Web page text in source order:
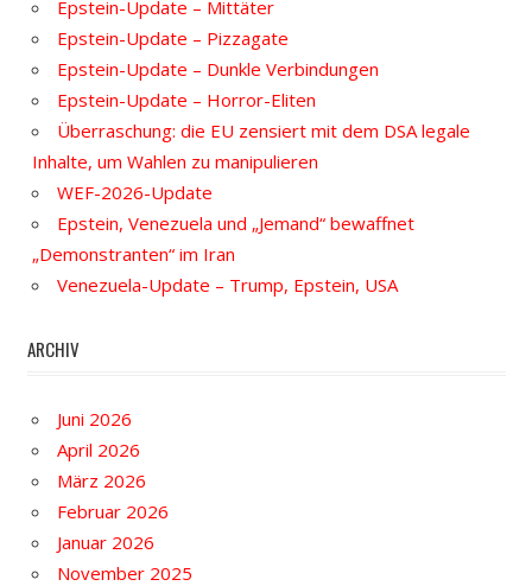
Epstein-Update – Mittäter
Epstein-Update – Pizzagate
Epstein-Update – Dunkle Verbindungen
Epstein-Update – Horror-Eliten
Überraschung: die EU zensiert mit dem DSA legale
Inhalte, um Wahlen zu manipulieren
WEF-2026-Update
Epstein, Venezuela und „Jemand“ bewaffnet
„Demonstranten“ im Iran
Venezuela-Update – Trump, Epstein, USA
ARCHIV
Juni 2026
April 2026
März 2026
Februar 2026
Januar 2026
November 2025